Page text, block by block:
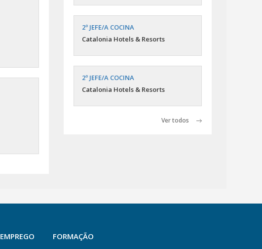
2º JEFE/A COCINA
Catalonia Hotels & Resorts
2º JEFE/A COCINA
Catalonia Hotels & Resorts
Ver todos
EMPREGO FORMAÇÃO